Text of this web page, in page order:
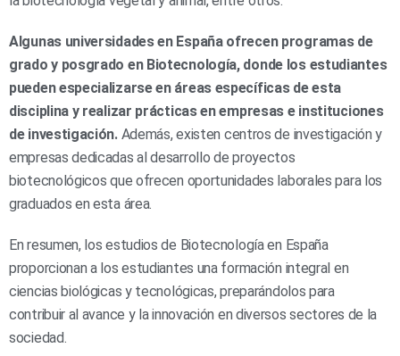
Algunas universidades en España ofrecen programas de
grado y posgrado en Biotecnología, donde los estudiantes
pueden especializarse en áreas específicas de esta
disciplina y realizar prácticas en empresas e instituciones
de investigación.Además, existen centros de investigación y
empresas dedicadas al desarrollo de proyectos
biotecnológicos que ofrecen oportunidades laborales para los
graduados en esta área.
En resumen, los estudios de Biotecnología en España
proporcionan a los estudiantes una formación integral en
ciencias biológicas y tecnológicas, preparándolos para
contribuir al avance y la innovación en diversos sectores de la
sociedad.